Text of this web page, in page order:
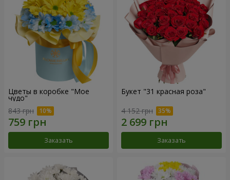
Цветы в коробке "Мое
чудо"
843 грн
Заказать
Букет "31 красная роза"
4 152 грн
Заказать